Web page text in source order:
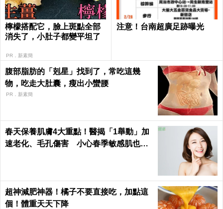
檸檬搭配它，臉上斑點全部
消失了，小肚子都變平坦了
PR．新素簡
注意！台南超廣足跡曝光
腹部脂肪的「剋星」找到了，常吃這幾
物，吃走大肚囊，瘦出小蠻腰
PR．新素簡
春天保養肌膚4大重點！醫揭「1舉動」加
速老化、毛孔傷害 小心春季敏感肌也易
超神減肥神器！橘子不要直接吃，加點這
個！體重天天下降